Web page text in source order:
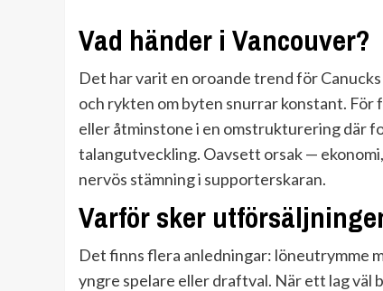
Vad händer i Vancouver?
Det har varit en oroande trend för
och rykten om byten snurrar konstant. För
eller åtminstone i en omstrukturering där
talangutveckling. Oavsett orsak —
nervös stämning i supporterskaran.
Varför sker
Det finns flera anledningar: löneutrymme
yngre spelare eller draftval. När ett lag väl